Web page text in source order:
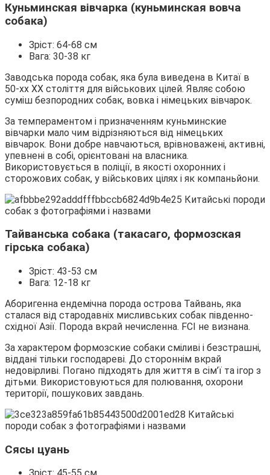
Куньминская вівчарка (куньминская вовча
собака)
Зріст: 64-68 см
Вага: 30-38 кг
Заводська порода собак, яка була виведена в Китаї в
50-хх XX століття для військових цілей. Являє собою
суміш безпородних собак, вовка і німецьких вівчарок.
За темпераментом і призначенням куньминские
вівчарки мало чим відрізняються від німецьких
вівчарок. Вони добре навчаються, врівноважені, активні,
упевнені в собі, орієнтовані на власника.
Використовується в поліції, в якості охоронних і
сторожових собак, у військових цілях і як компаньйони.
Тайванська собака (такасаго, формозская
гірська собака)
Зріст: 43-53 см
Вага: 12-18 кг
Аборигенна ендемічна порода острова Тайвань, яка
сталася від стародавніх мисливських собак південно-
східної Азії. Порода вкрай нечисленна. FCI не визнана.
За характером формозские собаки сміливі і безстрашні,
віддані тільки господареві. До стороннім вкрай
недовірливі. Погано підходять для життя в сім’ї та ігор з
дітьми. Використовуються для полювання, охорони
території, пошукових завдань.
Сясы цуань